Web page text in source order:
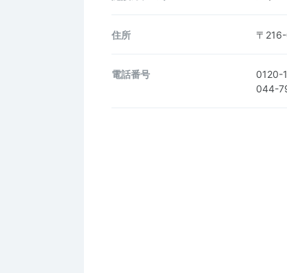
住所 〒
電話番号
0120-
044-